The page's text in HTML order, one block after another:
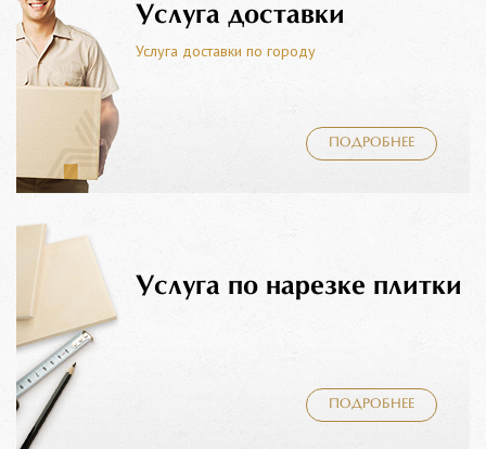
Услуга доставки
Услуга доставки по городу
ПОДРОБНЕЕ
Услуга по нарезке плитки
ПОДРОБНЕЕ